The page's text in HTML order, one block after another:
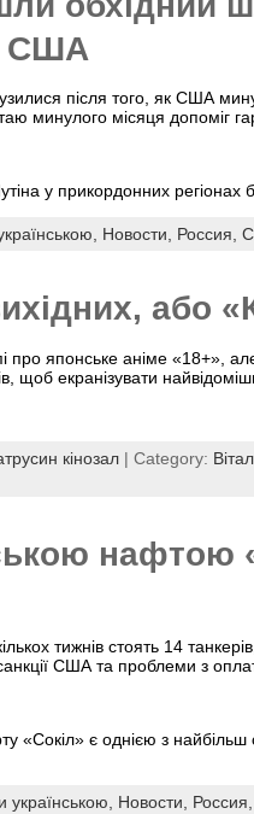
США
після того, як США
минулого місяця допоміг
у прикордонних
Новости, Россия,
або
про японське аніме «18+»,
щоб екранізувати
кінозал | Category:
нафтою
тижнів стоять 14
США та проблеми з
«Сокіл» є однією з найбільш
українською, Новости, Россия,